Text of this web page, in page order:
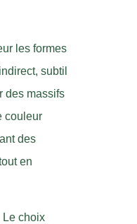
les formes
subtil
des massifs
couleur
des
en
Le choix